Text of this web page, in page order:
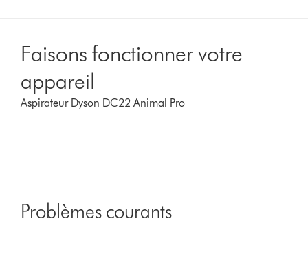
Faisons fonctionner votre
appareil
Aspirateur Dyson DC22 Animal Pro
Problèmes courants